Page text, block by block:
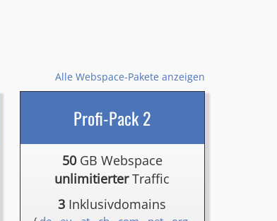
Alle Webspace-Pakete anzeigen
Profi-Pack 2
50GB Webspace
unlimitierterTraffic
3 Inklusivdomains